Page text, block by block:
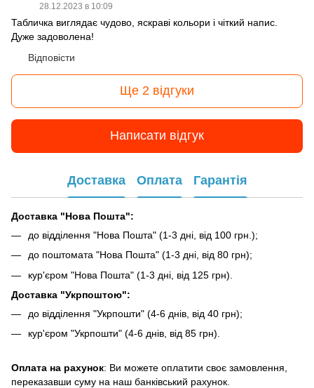
28.12.2023 в 10:09
Табличка виглядає чудово, яскраві кольори і чіткий напис.
Дуже задоволена!
Відповісти
Ще 2 відгуки
Написати відгук
Доставка Оплата Гарантія
Доставка "Нова Пошта":
до відділення "Нова Пошта" (1-3 дні, від 100 грн.);
до поштомата "Нова Пошта" (1-3 дні, від 80 грн);
кур'єром "Нова Пошта" (1-3 дні, від 125 грн).
Доставка "Укрпоштою":
до відділення "Укрпошти" (4-6 днів, від 40 грн);
кур'єром "Укрпошти" (4-6 днів, від 85 грн).
Оплата на рахунок: Ви можете оплатити своє замовлення,
переказавши суму на наш банківський рахунок.